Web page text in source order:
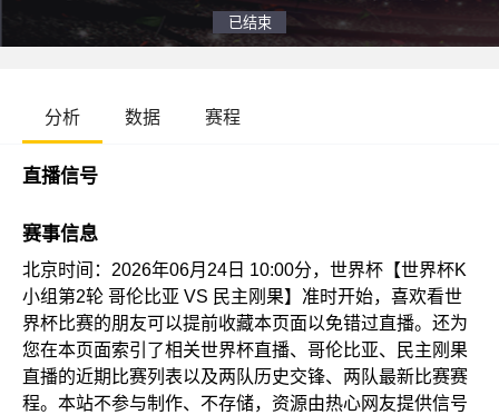
哥伦比亚
0
民
分析 数据 赛程
直播信号
赛事信息
北京时间：2026年06月24日 10:00分，世界杯【世界杯K
小组第2轮 哥伦比亚 VS 民主刚果】准时开始，喜欢看世
界杯比赛的朋友可以提前收藏本页面以免错过直播。还为
您在本页面索引了相关世界杯直播、哥伦比亚、民主刚果
直播的近期比赛列表以及两队历史交锋、两队最新比赛赛
程。本站不参与制作、不存储，资源由热心网友提供信号